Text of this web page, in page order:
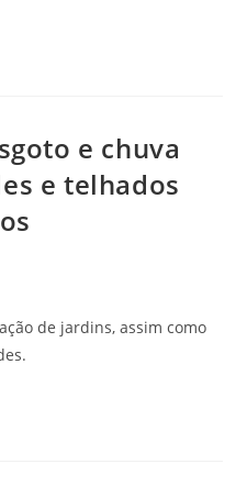
e chuva
e telhados
de jardins, assim como